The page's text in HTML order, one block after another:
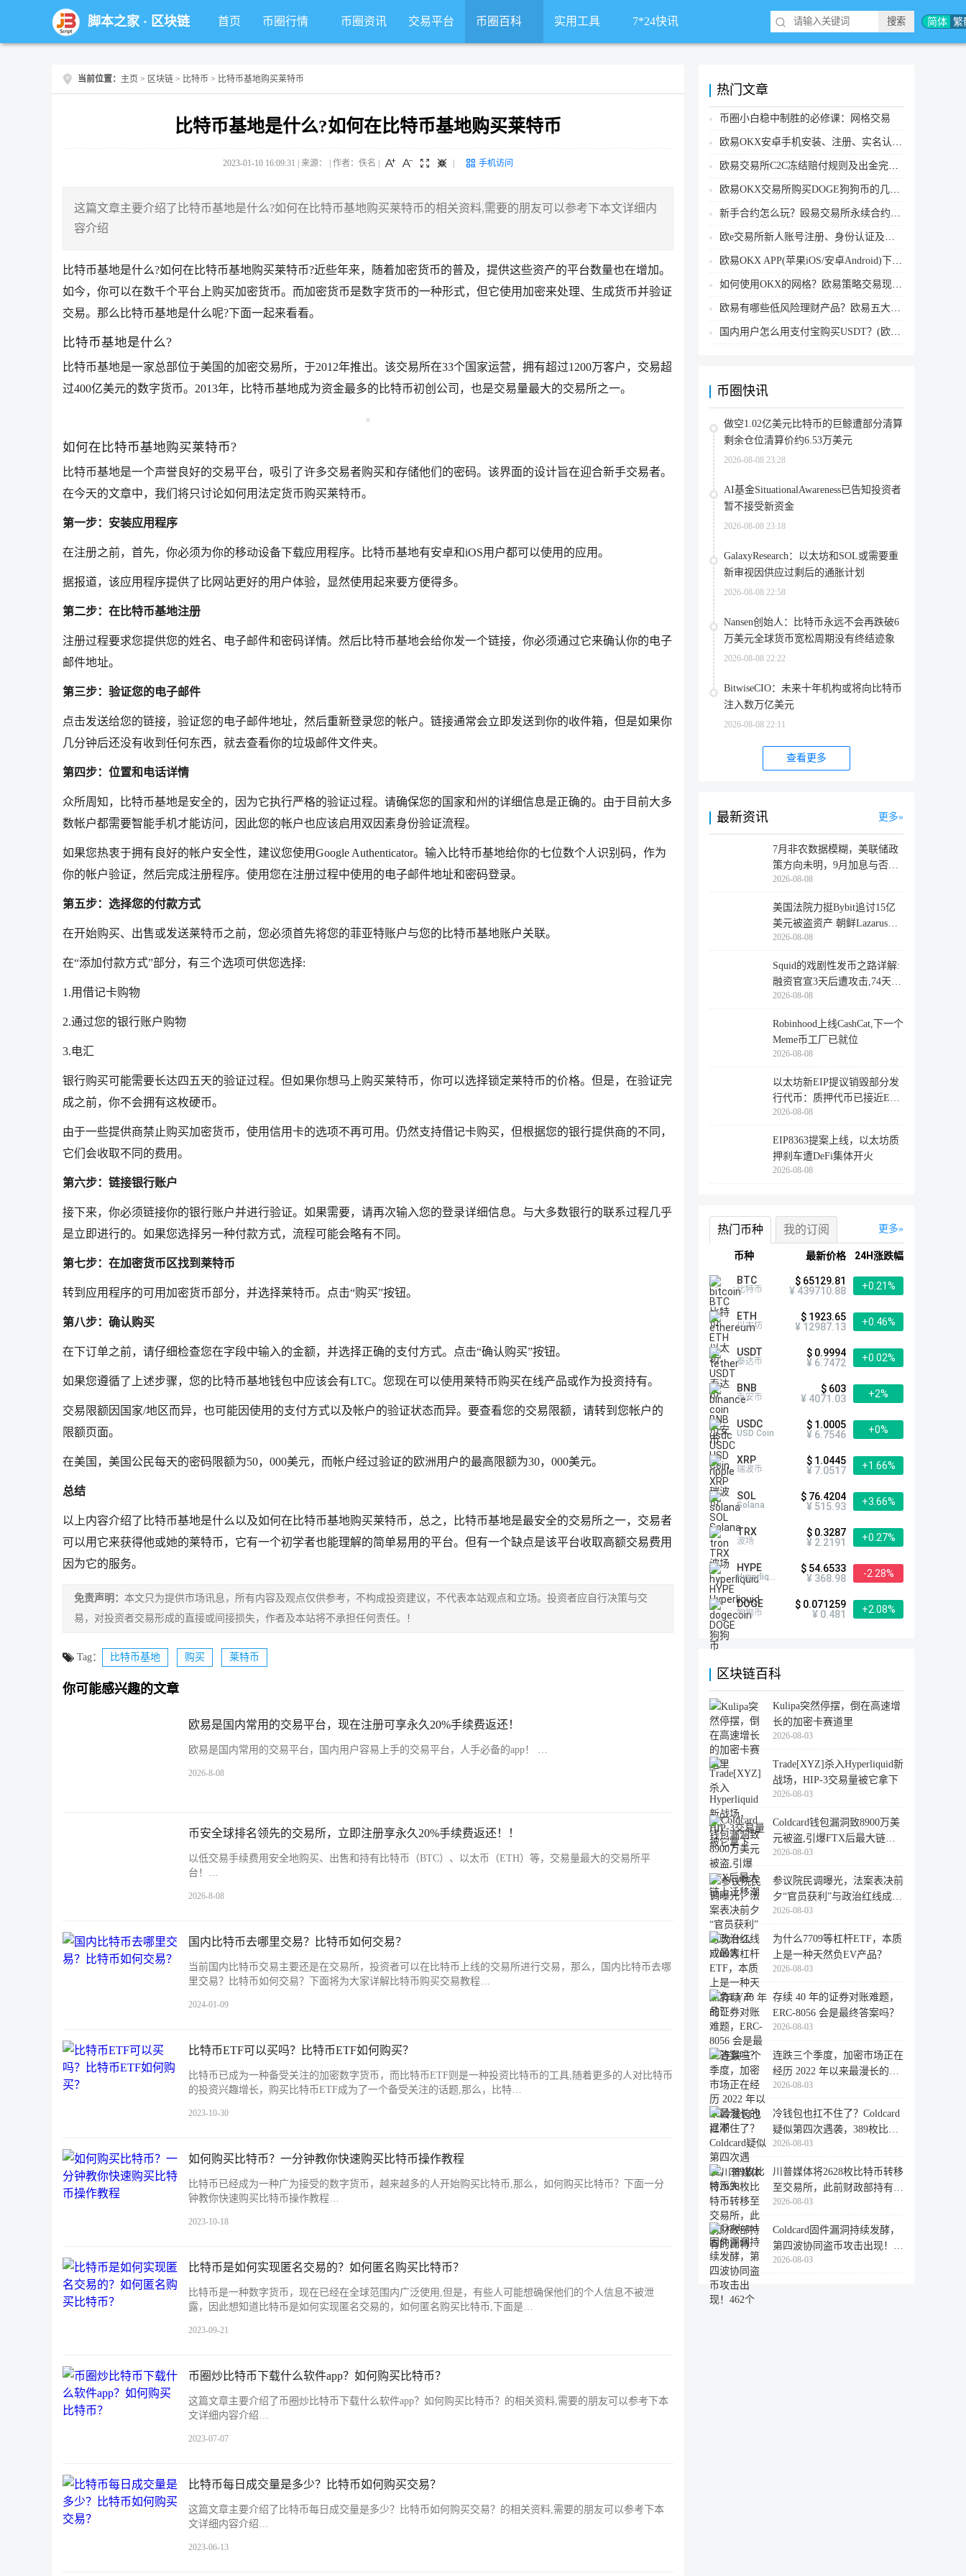
简体 繁
脚本之家· 区块链 首页 币圈行情 币圈资讯 交易平台 币圈百科 实用工具 7*24快讯
当前位置： 主页 > 区块链 > 比特币 > 比特币基地购买莱特币
比特币基地是什么?如何在比特币基地购买莱特币
2023-01-10 16:09:31 | 来源： | 作者：佚名 手机访问
这篇文章主要介绍了比特币基地是什么?如何在比特币基地购买莱特币的相关资料,需要的朋友可以参考下本文详细内
容介绍
比特币基地是什么?如何在比特币基地购买莱特币?近些年来，随着加密货币的普及，提供这些资产的平台数量也在增加。
如今，你可以在数千个平台上购买加密货币。而加密货币是数字货币的一种形式，但它使用加密来处理、生成货币并验证
交易。那么比特币基地是什么呢?下面一起来看看。
比特币基地是什么?
比特币基地是一家总部位于美国的加密交易所，于2012年推出。该交易所在33个国家运营，拥有超过1200万客户，交易超
过400亿美元的数字货币。2013年，比特币基地成为资金最多的比特币初创公司，也是交易量最大的交易所之一。
如何在比特币基地购买莱特币?
比特币基地是一个声誉良好的交易平台，吸引了许多交易者购买和存储他们的密码。该界面的设计旨在迎合新手交易者。
在今天的文章中，我们将只讨论如何用法定货币购买莱特币。
第一步：安装应用程序
在注册之前，首先，你必须为你的移动设备下载应用程序。比特币基地有安卓和iOS用户都可以使用的应用。
据报道，该应用程序提供了比网站更好的用户体验，显然使用起来要方便得多。
第二步：在比特币基地注册
注册过程要求您提供您的姓名、电子邮件和密码详情。然后比特币基地会给你发一个链接，你必须通过它来确认你的电子
邮件地址。
第三步：验证您的电子邮件
点击发送给您的链接，验证您的电子邮件地址，然后重新登录您的帐户。链接通常会立即发送到你的收件箱，但是如果你
几分钟后还没有收到任何东西，就去查看你的垃圾邮件文件夹。
第四步：位置和电话详情
众所周知，比特币基地是安全的，因为它执行严格的验证过程。请确保您的国家和州的详细信息是正确的。由于目前大多
数帐户都需要智能手机才能访问，因此您的帐户也应该启用双因素身份验证流程。
如果您热衷于拥有良好的帐户安全性，建议您使用Google Authenticator。输入比特币基地给你的七位数个人识别码，作为
你的帐户验证，然后完成注册程序。使用您在注册过程中使用的电子邮件地址和密码登录。
第五步：选择您的付款方式
在开始购买、出售或发送莱特币之前，您必须首先将您的菲亚特账户与您的比特币基地账户关联。
在“添加付款方式”部分，有三个选项可供您选择:
1.用借记卡购物
2.通过您的银行账户购物
3.电汇
银行购买可能需要长达四五天的验证过程。但如果你想马上购买莱特币，你可以选择锁定莱特币的价格。但是，在验证完
成之前，你不会拥有这枚硬币。
由于一些提供商禁止购买加密货币，使用信用卡的选项不再可用。仍然支持借记卡购买，但根据您的银行提供商的不同，
它们会收取不同的费用。
第六步：链接银行账户
接下来，你必须链接你的银行账户并进行验证。如果需要，请再次输入您的登录详细信息。与大多数银行的联系过程几乎
是立即进行的。如果您选择另一种付款方式，流程可能会略有不同。
第七步：在加密货币区找到莱特币
转到应用程序的可用加密货币部分，并选择莱特币。点击“购买”按钮。
第八步：确认购买
在下订单之前，请仔细检查您在字段中输入的金额，并选择正确的支付方式。点击“确认购买”按钮。
如果您遵循了上述步骤，您的比特币基地钱包中应该会有LTC。您现在可以使用莱特币购买在线产品或作为投资持有。
交易限额因国家/地区而异，也可能因使用的支付方式以及帐户的验证状态而异。要查看您的交易限额，请转到您帐户的
限额页面。
在美国，美国公民每天的密码限额为50，000美元，而帐户经过验证的欧洲用户的最高限额为30，000美元。
总结
以上内容介绍了比特币基地是什么以及如何在比特币基地购买莱特币，总之，比特币基地是最安全的交易所之一，交易者
可以用它来获得他或她的莱特币，它有一个初学者也能理解的简单易用的平台。但有一个缺点是该平台收取高额交易费用
因为它的服务。
免责声明： 本文只为提供市场讯息，所有内容及观点仅供参考，不构成投资建议，不代表本站观点和立场。投资者应自行决策与交
易，对投资者交易形成的直接或间接损失，作者及本站将不承担任何责任。！
Tag： 比特币基地 购买 莱特币
你可能感兴趣的文章
欧易是国内常用的交易平台，现在注册可享永久20%手续费返还！
欧易是国内常用的交易平台，国内用户容易上手的交易平台，人手必备的app！ …
2026-8-08
币安全球排名领先的交易所，立即注册享永久20%手续费返还！！
以低交易手续费用安全地购买、出售和持有比特币（BTC）、以太币（ETH）等，交易量最大的交易所平
台！…
2026-8-08
国内比特币去哪里交易？比特币如何交易？
当前国内比特币交易主要还是在交易所，投资者可以在比特币上线的交易所进行交易，那么，国内比特币去哪
里交易？比特币如何交易？下面将为大家详解比特币购买交易教程…
2024-01-09
比特币ETF可以买吗？比特币ETF如何购买？
比特币已成为一种备受关注的加密数字货币，而比特币ETF则是一种投资比特币的工具,随着更多的人对比特币
的投资兴趣增长，购买比特币ETF成为了一个备受关注的话题,那么，比特…
2023-10-30
如何购买比特币？一分钟教你快速购买比特币操作教程
比特币已经成为一种广为接受的数字货币，越来越多的人开始购买比特币,那么，如何购买比特币？下面一分
钟教你快速购买比特币操作教程…
2023-10-18
比特币是如何实现匿名交易的？如何匿名购买比特币？
比特币是一种数字货币，现在已经在全球范围内广泛使用,但是，有些人可能想确保他们的个人信息不被泄
露，因此想知道比特币是如何实现匿名交易的，如何匿名购买比特币,下面是…
2023-09-21
币圈炒比特币下载什么软件app？如何购买比特币？
这篇文章主要介绍了币圈炒比特币下载什么软件app？如何购买比特币？的相关资料,需要的朋友可以参考下本
文详细内容介绍…
2023-07-07
比特币每日成交量是多少？比特币如何购买交易？
这篇文章主要介绍了比特币每日成交量是多少？比特币如何购买交易？的相关资料,需要的朋友可以参考下本
文详细内容介绍…
2023-06-13
热门文章
币圈小白稳中制胜的必修课：网格交易
欧易OKX安卓手机安装、注册、实名认证、买币转账新手实操教程
欧易交易所C2C冻结赔付规则及出金完整流程
欧易OKX交易所购买DOGE狗狗币的几个方式汇总
新手合约怎么玩？殴易交易所永续合约操作步骤教程(APP/Web端)
欧e交易所新人账号注册、身份认证及安全设置教程
欧易OKX APP(苹果iOS/安卓Android)下载图文教程
如何使用OKX的网格？欧易策略交易现货网格新手操作流程
欧易有哪些低风险理财产品？欧易五大低风险理财产品详细介绍
国内用户怎么用支付宝购买USDT？(欧易交易所为例)
币圈快讯
做空1.02亿美元比特币的巨鲸遭部分清算
剩余仓位清算价约6.53万美元
2026-08-08 23:28
AI基金SituationalAwareness已告知投资者
暂不接受新资金
2026-08-08 23:18
GalaxyResearch：以太坊和SOL或需要重
新审视因供应过剩后的通胀计划
2026-08-08 22:58
Nansen创始人：比特币永远不会再跌破6
万美元全球货币宽松周期没有终结迹象
2026-08-08 22:22
BitwiseCIO：未来十年机构或将向比特币
注入数万亿美元
2026-08-08 22:11
查看更多
最新资讯 更多
7月非农数据模糊，美联储政
策方向未明，9月加息与否仍
取决于
2026-08-08
美国法院力挺Bybit追讨15亿
美元被盗资产 朝鲜Lazarus黑
客洗
2026-08-08
Squid的戏剧性发币之路详解:
融资官宣3天后遭攻击,74天后
登陆
2026-08-08
Robinhood上线CashCat,下一个
Meme币工厂已就位
2026-08-08
以太坊新EIP提议销毁部分发
行代币：质押代币已接近ETH
供应量
2026-08-08
EIP8363提案上线，以太坊质
押刹车遭DeFi集体开火
2026-08-08
更多
热门币种 我的订阅
币种 最新价格 24H涨跌幅
BTC
比特币
$ 65129.81
¥ 439710.88
+0.21%
ETH
以太坊
$ 1923.65
¥ 12987.13
+0.46%
USDT
泰达币
$ 0.9994
¥ 6.7472
+0.02%
BNB
币安币
$ 603
¥ 4071.03
+2%
USDC
USD Coin
$ 1.0005
¥ 6.7546
+0%
XRP
瑞波币
$ 1.0445
¥ 7.0517
+1.66%
SOL
Solana
$ 76.4204
¥ 515.93
+3.66%
TRX
波场
$ 0.3287
¥ 2.2191
+0.27%
HYPE
Hyperliquid
$ 54.6533
¥ 368.98
-2.28%
DOGE
狗狗币
$ 0.071259
¥ 0.481
+2.08%
区块链百科
Kulipa突然停摆，倒在高速增
长的加密卡赛道里
2026-08-03
Trade[XYZ]杀入Hyperliquid新
战场，HIP-3交易量被它拿下
2026-08-03
Coldcard钱包漏洞致8900万美
元被盗,引爆FTX后最大链上
迁移潮
2026-08-03
参议院民调曝光，法案表决前
夕“官员获利”与政治红线成最
大
2026-08-03
为什么7709等杠杆ETF，本质
上是一种天然负EV产品？
2026-08-03
存续 40 年的证券对账难题，
ERC-8056 会是最终答案吗？
2026-08-03
连跌三个季度，加密市场正在
经历 2022 年以来最漫长的退
潮
2026-08-03
冷钱包也扛不住了？Coldcard
疑似第四次遇袭，389枚比特
币失
2026-08-03
川普媒体将2628枚比特币转移
至交易所，此前财政部持有的
比特
2026-08-03
Coldcard固件漏洞持续发酵，
第四波协同盗币攻击出现！
462个
2026-08-03